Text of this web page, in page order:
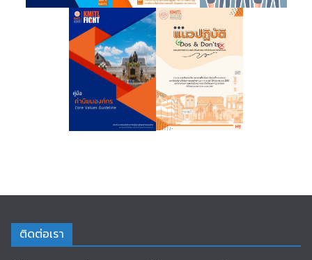
ติดต่อเรา